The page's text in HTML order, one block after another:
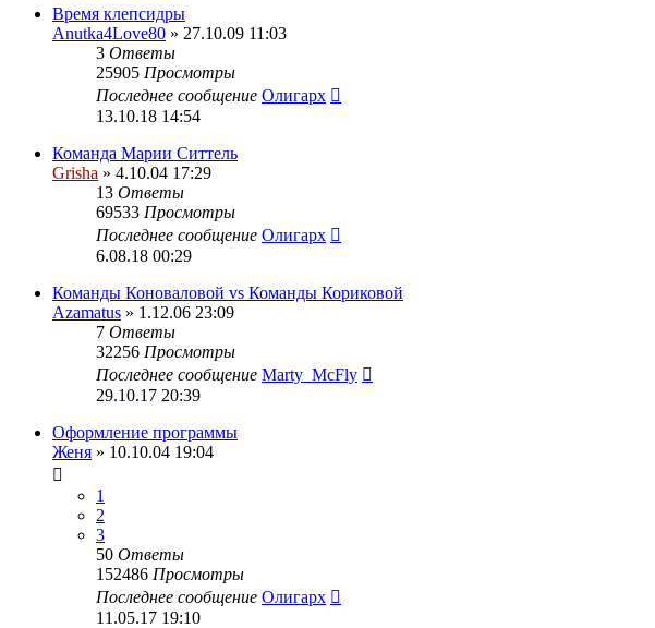
Время клепсидры
Anutka4Love80 » 27.10.09 11:03
3 Ответы
25905 Просмотры
Последнее сообщение Олигарх
13.10.18 14:54
Команда Марии Ситтель
Grisha » 4.10.04 17:29
13 Ответы
69533 Просмотры
Последнее сообщение Олигарх
6.08.18 00:29
Команды Коноваловой vs Команды Кориковой
Azamatus » 1.12.06 23:09
7 Ответы
32256 Просмотры
Последнее сообщение Marty_McFly
29.10.17 20:39
Оформление программы
Женя » 10.10.04 19:04
1
2
3
50 Ответы
152486 Просмотры
Последнее сообщение Олигарх
11.05.17 19:10